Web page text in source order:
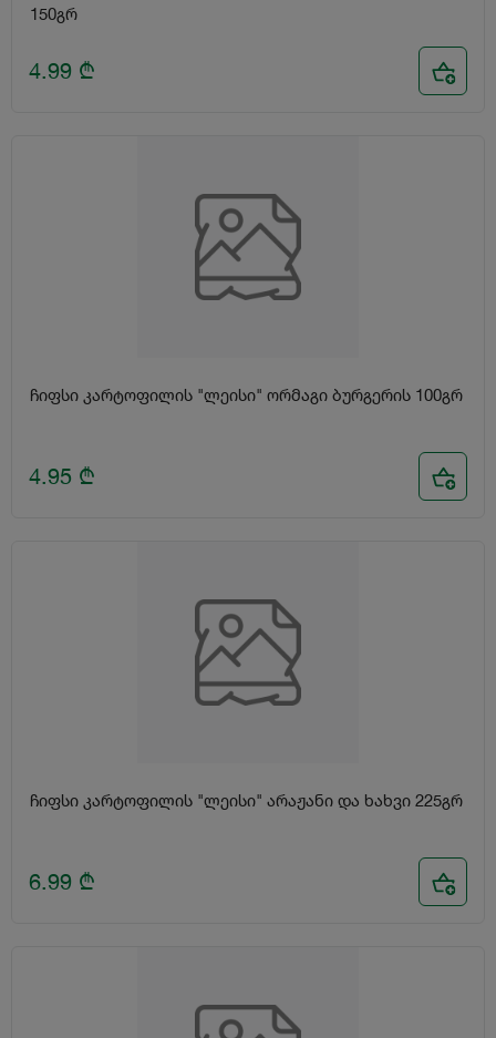
150გრ
4.99 ₾
ჩიფსი კარტოფილის "ლეისი" ორმაგი ბურგერის 100გრ
4.95 ₾
ჩიფსი კარტოფილის "ლეისი" არაჟანი და ხახვი 225გრ
6.99 ₾